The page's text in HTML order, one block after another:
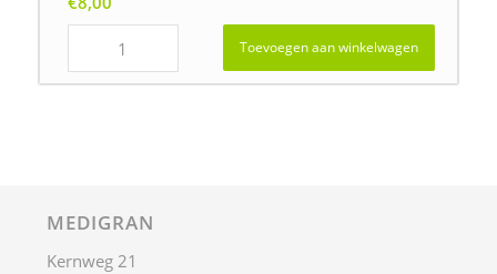
Toevoegen aan winkelwagen
MEDIGRAN
Kernweg 21